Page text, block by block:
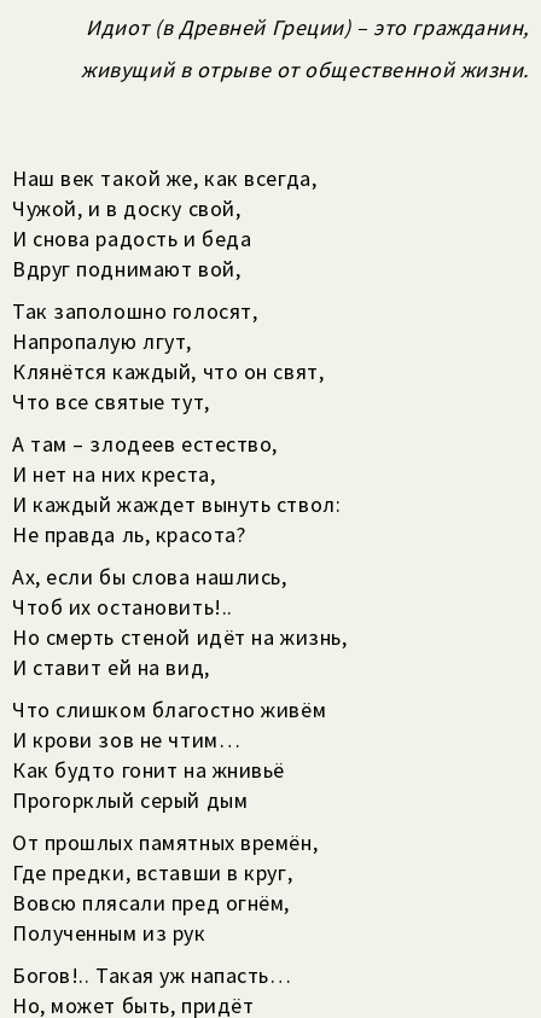
Идиот (в Древней Греции) – это гражданин,
живущий в отрыве от общественной жизни.
Наш век такой же, как всегда,
Чужой, и в доску свой,
И снова радость и беда
Вдруг поднимают вой,
Так заполошно голосят,
Напропалую лгут,
Клянётся каждый, что он свят,
Что все святые тут,
А там – злодеев естество,
И нет на них креста,
И каждый жаждет вынуть ствол:
Не правда ль, красота?
Ах, если бы слова нашлись,
Чтоб их остановить!..
Но смерть стеной идёт на жизнь,
И ставит ей на вид,
Что слишком благостно живём
И крови зов не чтим…
Как будто гонит на жнивьё
Прогорклый серый дым
От прошлых памятных времён,
Где предки, вставши в круг,
Вовсю плясали пред огнём,
Полученным из рук
Богов!.. Такая уж напасть…
Но, может быть, придёт